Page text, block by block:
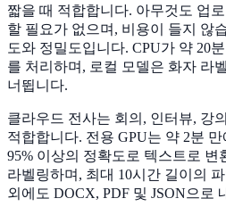
짧을 때 적합합니다. 아무것도 업
할 필요가 없으며, 비용이 들지 않
도와 정밀도입니다. CPU가 약 20
를 처리하며, 로컬 모델은 화자 라
너뜁니다.
클라우드 전사는 회의, 인터뷰, 강
적합합니다. 전용 GPU는 약 2분
95% 이상의 정확도로 텍스트로 변
라벨링하며, 최대 10시간 길이의
외에도 DOCX, PDF 및 JSON으로